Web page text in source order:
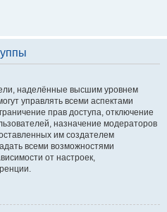
наделённые высшим уровнем
управлять всеми аспектами
прав доступа, отключение
назначение модераторов
им создателем
всеми возможностями
от настроек,